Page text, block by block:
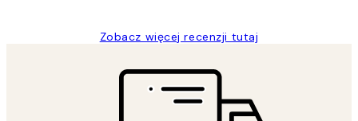
Zobacz więcej recenzji tutaj